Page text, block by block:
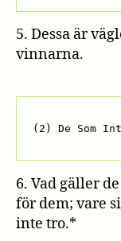
5. Dessa är
vinnarna.
(2) De Som
6. Vad gäller
för dem; vare
inte tro.*